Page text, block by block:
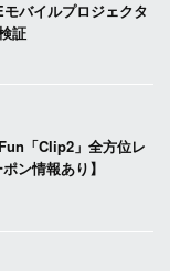
バイルプロジェクタ
証
「Clip2」全方位レ
ン情報あり】